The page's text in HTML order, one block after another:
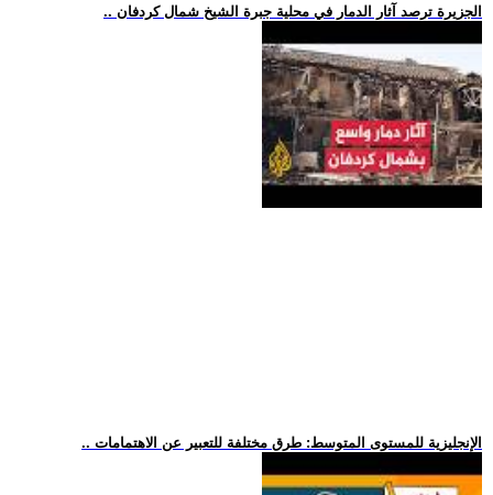
.. الجزيرة ترصد آثار الدمار في محلية جبرة الشيخ شمال كردفان
.. الإنجليزية للمستوى المتوسط: طرق مختلفة للتعبير عن الاهتمامات